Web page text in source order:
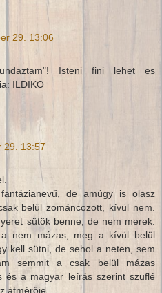
29. 13:06
Isteni fini lehet es
ILDIKO
29. 13:57
de amúgy is olasz
belül zománcozott, kívül nem.
sütök benne, de nem merek.
nem mázas, meg a kívül belül
kell sütni, de sehol a neten, sem
semmit a csak belül mázas
és a magyar leírás szerint szuflé
átmérője.